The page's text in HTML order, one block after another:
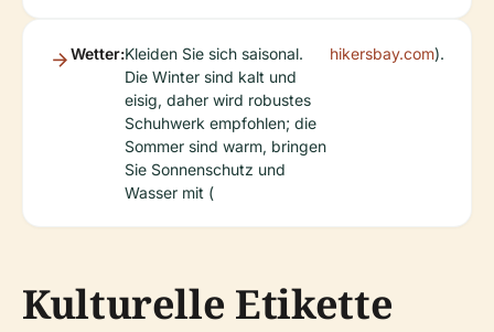
Wetter:Kleiden Sie sich saisonal.
Die Winter sind kalt und
eisig, daher wird robustes
Schuhwerk empfohlen; die
Sommer sind warm, bringen
Sie Sonnenschutz und
Wasser mit (
hikersbay.com).
Kulturelle Etikette